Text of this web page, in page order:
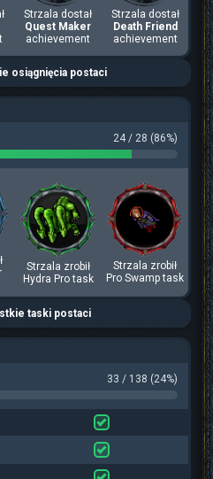
Strzala dostał
Quest Maker
achievement
Strzala dostał
Death Friend
achievement
osiągnięcia postaci
24 / 28 (86%)
Strzala zrobił
Hydra Pro task
Strzala zrobił
Pro Swamp task
taski postaci
33 / 138 (24%)